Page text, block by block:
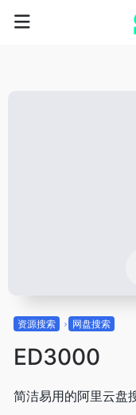
资源搜索 网盘搜索
ED3000
简洁易用的阿里云盘